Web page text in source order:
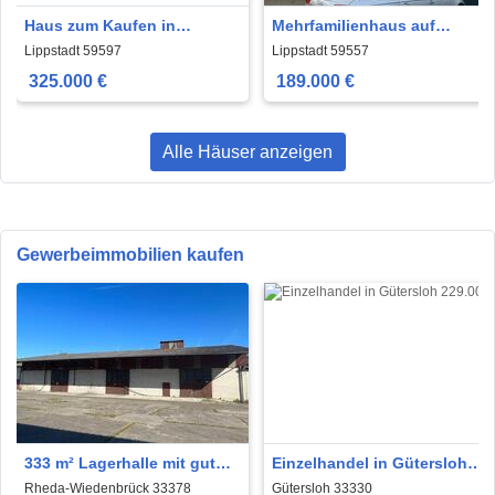
Haus zum Kaufen in
Lippstadt 325.000 € 130 m²
Lippstadt 59597
325.000 €
Mehrfamilienhaus auf
Erbbaupacht
Lippstadt 59557
189.000 €
Alle Häuser anzeigen
Gewerbeimmobilien kaufen
333 m² Lagerhalle mit guter
Verkehrsanbindung in
Rheda-Wiedenbrück 33378
Einzelhandel in Gütersloh
229.000 € 176 m²
Gütersloh 33330